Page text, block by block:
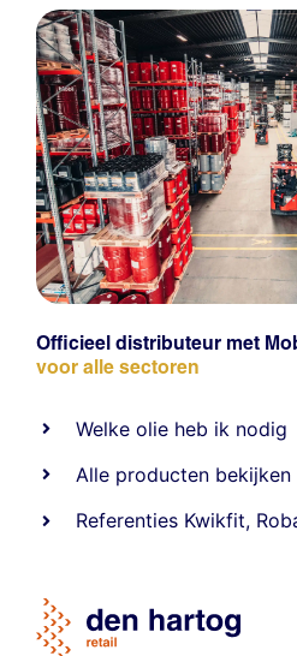
Officieel distributeur met
voor alle sectoren
Welke olie heb ik nodig
Alle producten bekijken
Referenties Kwikfit,